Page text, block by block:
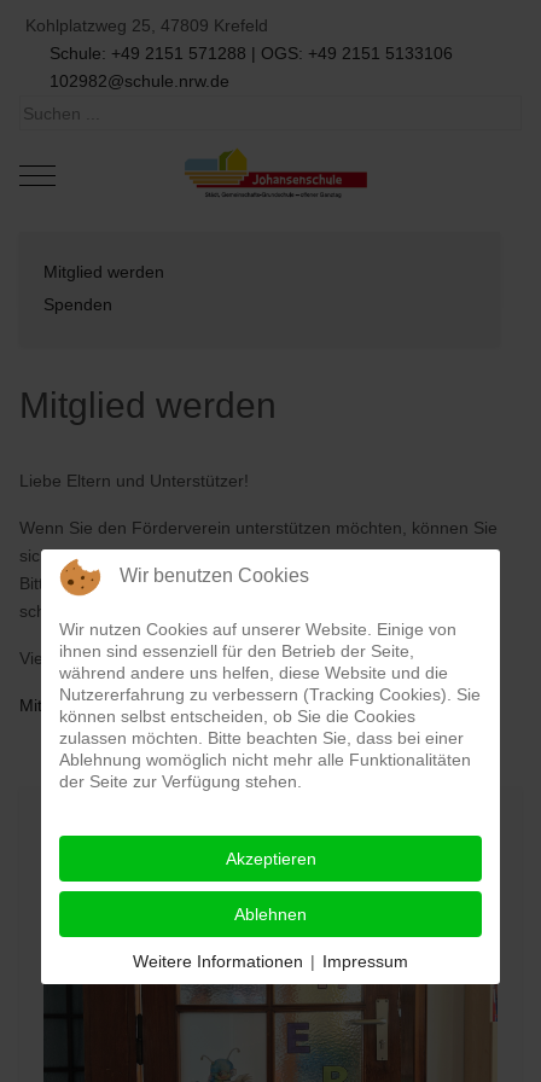
Kohlplatzweg 25, 47809 Krefeld
Schule: +49 2151 571288 | OGS: +49 2151 5133106
102982@schule.nrw.de
Mobile Menu Toggle
Mitglied werden
Spenden
Mitglied werden
Liebe Eltern und Unterstützer!
Wenn Sie den Förderverein unterstützen möchten, können Sie
sich hier den Mitgliedsantrag herunterladen und ausdrucken.
Bitte geben Sie den ausgefüllten Antrag in der Schule ab oder
schicken ihn per Post zu.
Vielen Dank für Ihre Mithilfe!
Mitgliedsantrag
Wir benutzen Cookies
Wir nutzen Cookies auf unserer Website. Einige von
ihnen sind essenziell für den Betrieb der Seite,
während andere uns helfen, diese Website und die
Nutzererfahrung zu verbessern (Tracking Cookies). Sie
können selbst entscheiden, ob Sie die Cookies
zulassen möchten. Bitte beachten Sie, dass bei einer
Ablehnung womöglich nicht mehr alle Funktionalitäten
der Seite zur Verfügung stehen.
Akzeptieren
Ablehnen
Weitere Informationen | Impressum